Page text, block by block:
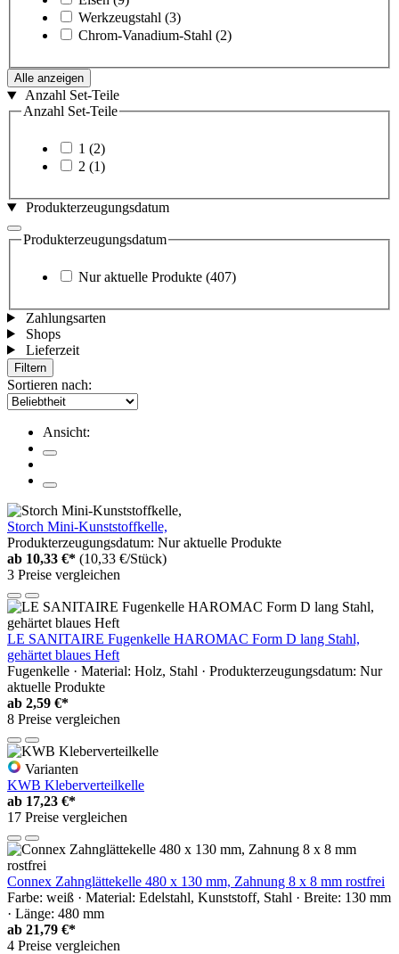
Werkzeugstahl (3)
Chrom-Vanadium-Stahl (2)
Alle anzeigen
Anzahl Set-Teile
Anzahl Set-Teile
1 (2)
2 (1)
Produkterzeugungsdatum
Produkterzeugungsdatum
Nur aktuelle Produkte (407)
Zahlungsarten
Shops
Lieferzeit
Filtern
Sortieren nach:
Ansicht:
Storch Mini-Kunststoffkelle,
Produkterzeugungsdatum: Nur aktuelle Produkte
ab 10,33 €* (10,33 €/Stück)
3 Preise vergleichen
LE SANITAIRE Fugenkelle HAROMAC Form D lang Stahl,
gehärtet blaues Heft
Fugenkelle · Material: Holz, Stahl · Produkterzeugungsdatum: Nur
aktuelle Produkte
ab 2,59 €*
8 Preise vergleichen
Varianten
KWB Kleberverteilkelle
ab 17,23 €*
17 Preise vergleichen
Connex Zahnglättekelle 480 x 130 mm, Zahnung 8 x 8 mm rostfrei
Farbe: weiß · Material: Edelstahl, Kunststoff, Stahl · Breite: 130 mm
· Länge: 480 mm
ab 21,79 €*
4 Preise vergleichen